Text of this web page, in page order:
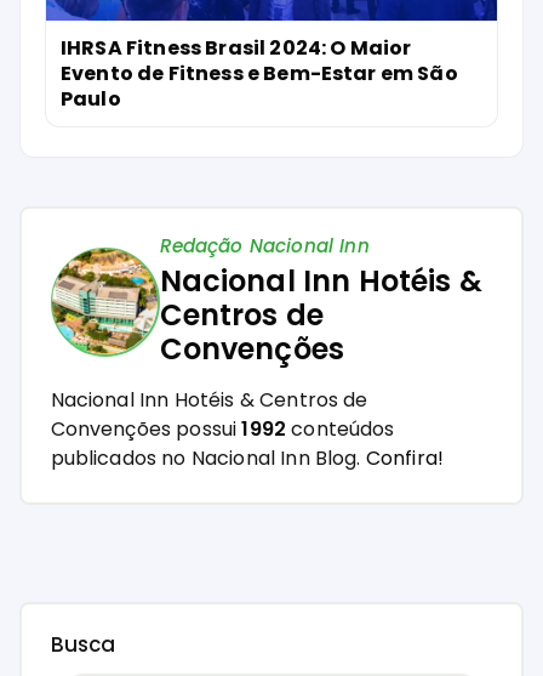
IHRSA Fitness Brasil 2024: O Maior
Evento de Fitness e Bem-Estar em São
Paulo
Redação Nacional Inn
Nacional Inn Hotéis &
Centros de
Convenções
Nacional Inn Hotéis & Centros de
Convenções possui1992 conteúdos
publicados no Nacional Inn Blog. Confira!
Busca